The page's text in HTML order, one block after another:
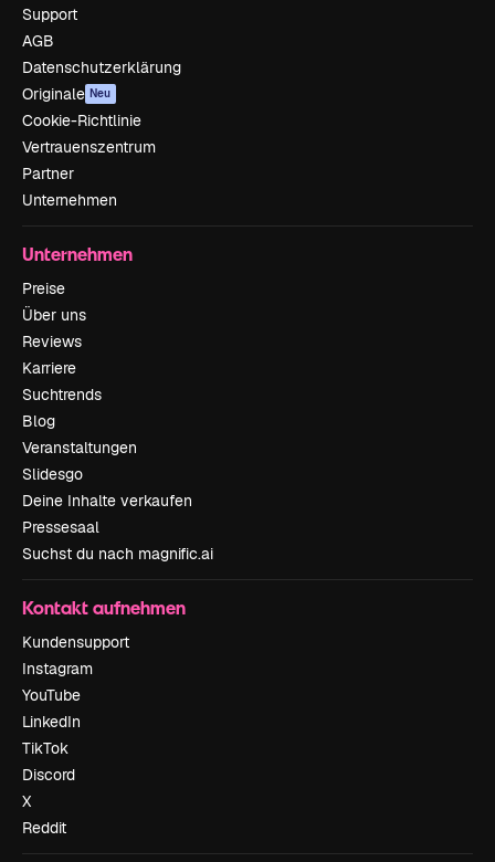
Support
AGB
Datenschutzerklärung
Originale Neu
Cookie-Richtlinie
Vertrauenszentrum
Partner
Unternehmen
Unternehmen
Preise
Über uns
Reviews
Karriere
Suchtrends
Blog
Veranstaltungen
Slidesgo
Deine Inhalte verkaufen
Pressesaal
Suchst du nach magnific.ai
Kontakt aufnehmen
Kundensupport
Instagram
YouTube
LinkedIn
TikTok
Discord
X
Reddit